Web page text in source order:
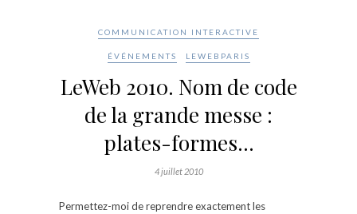
COMMUNICATION INTERACTIVE
ÉVÉNEMENTS LEWEBPARIS
LeWeb 2010. Nom de code
de la grande messe :
plates-formes…
4 juillet 2010
Permettez-moi de reprendre exactement les